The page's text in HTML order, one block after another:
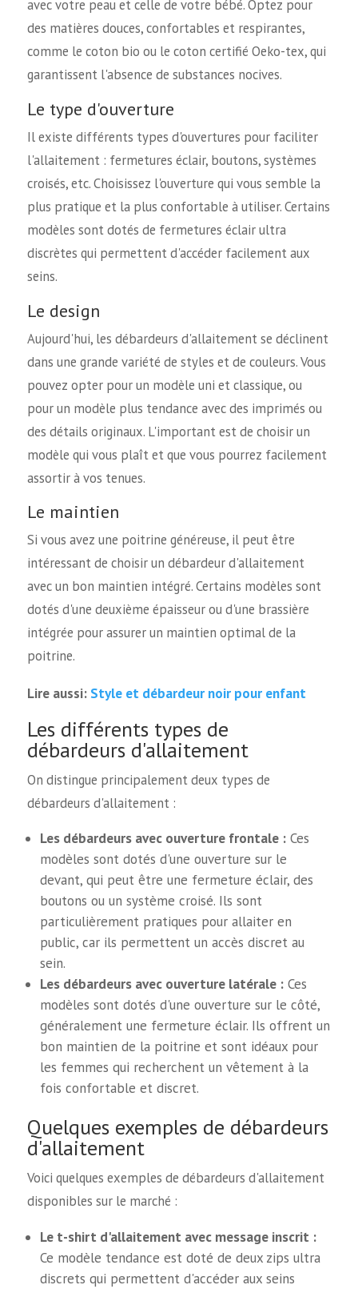
avec votre peau et celle de votre bébé. Optez pour
des matières douces, confortables et respirantes,
comme le coton bio ou le coton certifié Oeko-tex, qui
garantissent l'absence de substances nocives.
Le type d'ouverture
Il existe différents types d'ouvertures pour faciliter
l'allaitement : fermetures éclair, boutons, systèmes
croisés, etc. Choisissez l'ouverture qui vous semble la
plus pratique et la plus confortable à utiliser. Certains
modèles sont dotés de fermetures éclair ultra
discrètes qui permettent d'accéder facilement aux
seins.
Le design
Aujourd'hui, les débardeurs d'allaitement se déclinent
dans une grande variété de styles et de couleurs. Vous
pouvez opter pour un modèle uni et classique, ou
pour un modèle plus tendance avec des imprimés ou
des détails originaux. L'important est de choisir un
modèle qui vous plaît et que vous pourrez facilement
assortir à vos tenues.
Le maintien
Si vous avez une poitrine généreuse, il peut être
intéressant de choisir un débardeur d'allaitement
avec un bon maintien intégré. Certains modèles sont
dotés d'une deuxième épaisseur ou d'une brassière
intégrée pour assurer un maintien optimal de la
poitrine.
Lire aussi: Style et débardeur noir pour enfant
Les différents types de
débardeurs d'allaitement
On distingue principalement deux types de
débardeurs d'allaitement :
Les débardeurs avec ouverture frontale : Ces
modèles sont dotés d'une ouverture sur le
devant, qui peut être une fermeture éclair, des
boutons ou un système croisé. Ils sont
particulièrement pratiques pour allaiter en
public, car ils permettent un accès discret au
sein.
Les débardeurs avec ouverture latérale : Ces
modèles sont dotés d'une ouverture sur le côté,
généralement une fermeture éclair. Ils offrent un
bon maintien de la poitrine et sont idéaux pour
les femmes qui recherchent un vêtement à la
fois confortable et discret.
Quelques exemples de débardeurs
d'allaitement
Voici quelques exemples de débardeurs d'allaitement
disponibles sur le marché :
Le t-shirt d'allaitement avec message inscrit :
Ce modèle tendance est doté de deux zips ultra
discrets qui permettent d'accéder aux seins